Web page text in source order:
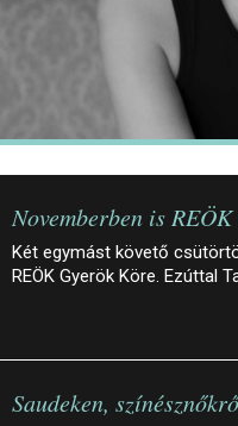
Novemberben is
Két egymást követő
REÖK Gyerök Köre. Ezúttal
Saudeken,